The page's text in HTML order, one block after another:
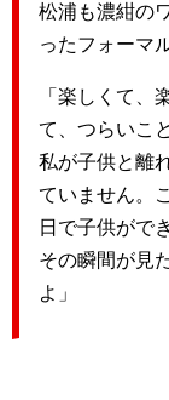
松浦も濃紺の
ったフォーマ
「楽しくて、
て、つらいこ
私が子供と離
ていません。
日で子供がで
その瞬間が見
よ」